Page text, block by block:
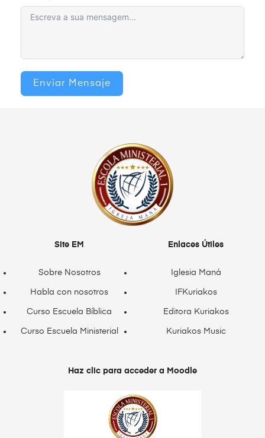
Enviar Mensaje
Site EM
Sobre Nosotros
Habla con nosotros
Curso Escuela Bíblica
Curso Escuela Ministerial
Enlaces Útiles
Iglesia Maná
IFKuriakos
Editora Kuriakos
Kuriakos Music
Haz clic para acceder a Moodle